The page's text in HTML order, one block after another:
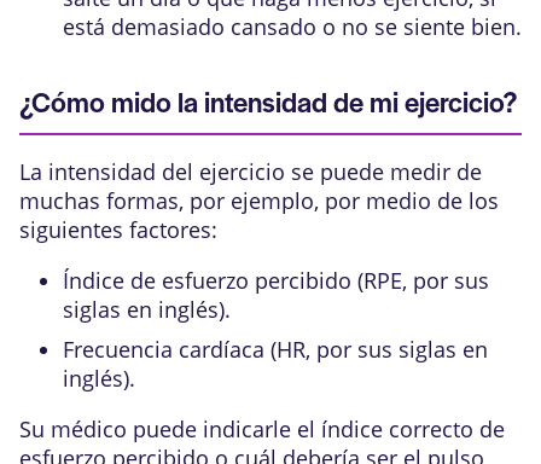
está demasiado cansado o no se siente bien.
¿Cómo mido la intensidad de mi ejercicio?
La intensidad del ejercicio se puede medir de
muchas formas, por ejemplo, por medio de los
siguientes factores:
Índice de esfuerzo percibido (RPE, por sus
siglas en inglés).
Frecuencia cardíaca (HR, por sus siglas en
inglés).
Su médico puede indicarle el índice correcto de
esfuerzo percibido o cuál debería ser el pulso